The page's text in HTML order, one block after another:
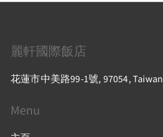
麗軒國際飯店
花蓮市中美路99-1號, 97054, Taiwan
Menu